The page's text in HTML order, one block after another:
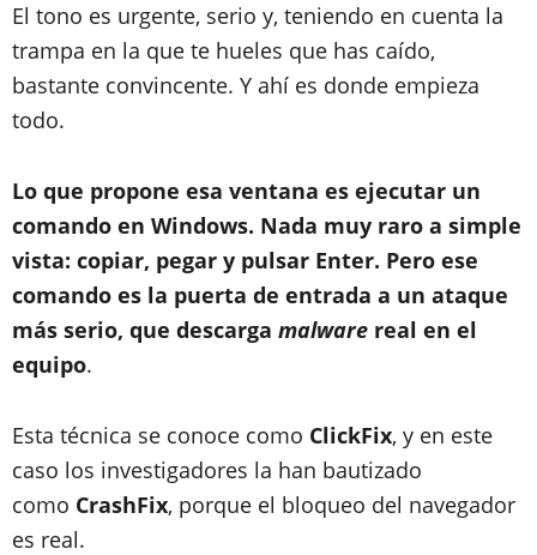
El tono es urgente, serio y, teniendo en cuenta la
trampa en la que te hueles que has caído,
bastante convincente. Y ahí es donde empieza
todo.
Lo que propone esa ventana es ejecutar un
comando en Windows. Nada muy raro a simple
vista: copiar, pegar y pulsar Enter. Pero ese
comando es la puerta de entrada a un ataque
más serio, que descarga malware real en el
equipo.
Esta técnica se conoce como ClickFix, y en este
caso los investigadores la han bautizado
como CrashFix, porque el bloqueo del navegador
es real.